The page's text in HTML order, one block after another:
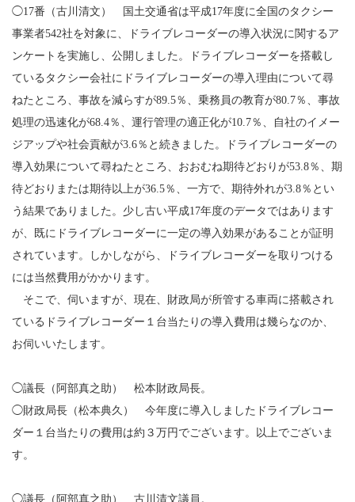
◯17番（古川清文） 国土交通省は平成17年度に全国のタクシー
事業者542社を対象に、ドライブレコーダーの導入状況に関するア
ンケートを実施し、公開しました。ドライブレコーダーを搭載し
ているタクシー会社にドライブレコーダーの導入理由について尋
ねたところ、事故を減らすが89.5％、乗務員の教育が80.7％、事故
処理の迅速化が68.4％、運行管理の適正化が10.7％、自社のイメー
ジアップや社会貢献が3.6％と続きました。ドライブレコーダーの
導入効果について尋ねたところ、おおむね期待どおりが53.8％、期
待どおりまたは期待以上が36.5％、一方で、期待外れが3.8％とい
う結果でありました。少し古い平成17年度のデータではあります
が、既にドライブレコーダーに一定の導入効果があることが証明
されています。しかしながら、ドライブレコーダーを取りつける
には当然費用がかかります。
そこで、伺いますが、現在、財政局が所管する車両に搭載され
ているドライブレコーダー１台当たりの導入費用は幾らなのか、
お伺いいたします。
◯議長（阿部真之助） 松本財政局長。
◯財政局長（松本典久） 今年度に導入しましたドライブレコー
ダー１台当たりの費用は約３万円でございます。以上でございま
す。
◯議長（阿部真之助） 古川清文議員。